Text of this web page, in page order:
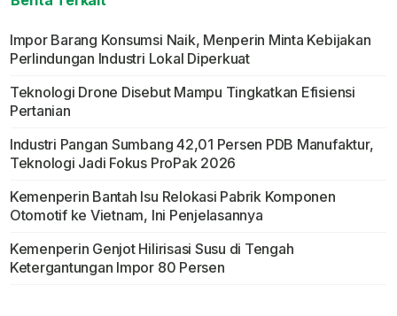
Impor Barang Konsumsi Naik, Menperin Minta Kebijakan
Perlindungan Industri Lokal Diperkuat
Teknologi Drone Disebut Mampu Tingkatkan Efisiensi
Pertanian
Industri Pangan Sumbang 42,01 Persen PDB Manufaktur,
Teknologi Jadi Fokus ProPak 2026
Kemenperin Bantah Isu Relokasi Pabrik Komponen
Otomotif ke Vietnam, Ini Penjelasannya
Kemenperin Genjot Hilirisasi Susu di Tengah
Ketergantungan Impor 80 Persen